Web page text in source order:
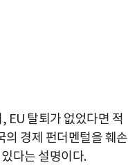
EU 탈퇴가 없었다면 적
의 경제 펀더멘털을 훼손
다는 설명이다.